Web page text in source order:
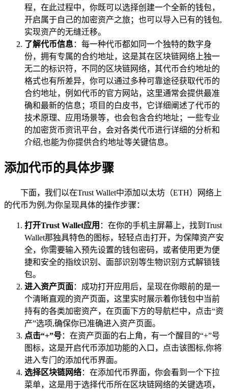
程，在此过程中，你既可以选择创建一个全新的钱包，
开启属于自己的加密资产之旅；也可以导入已有的钱包,
实现资产的无缝迁移。
了解代币信息：每一种代币都如同一个独特的数字身
份，拥有专属的合约地址，这是其在区块链网络上独一
无二的标识符，不同的区块链网络，其代币合约地址的
格式也有所差异，你可以通过多种可靠途径获取代币的
合约地址，例如代币的官方网站，这里通常会提供最准
确和最新的信息；项目的白皮书，它详细阐述了代币的
技术原理、应用场景等，也会包含合约地址；一些专业
的加密货币资讯平台，会对各类代币进行详细的分析和
介绍,也能为你提供合约地址等关键信息。
添加代币的具体步骤
下面，我们以在Trust Wallet中添加以太坊（ETH）网络上
的代币为例,为你呈现具体的操作步骤：
打开Trust Wallet应用 ：在你的手机主屏幕上，找到Trust
Wallet那独具特色的图标，轻轻点击打开，为保障资产安
全，你需要输入预先设置的钱包密码，或者使用更为便
捷和安全的指纹识别、面部识别等生物识别方式解锁钱
包。
进入资产页面：成功打开应用后，呈现在你眼前的是一
个清晰直观的资产页面，这里实时展示着你钱包中当前
持有的各类加密资产，在页面下方的导航栏中，点击“资
产”选项,确保你已准确进入资产页面。
点击“+”号：在资产页面的右上角，有一个醒目的“+”号
图标，这是开启代币添加功能的入口，点击该图标,你将
进入专门的添加代币界面。
选择区块链网络：在添加代币界面，你会看到一个下拉
菜单，这是用于选择代币所在区块链网络的关键选项，